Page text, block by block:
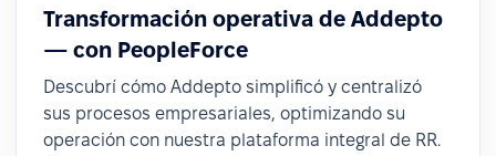
Transformación operativa de Addepto
— con PeopleForce
Descubrí cómo Addepto simplificó y centralizó
sus procesos empresariales, optimizando su
operación con nuestra plataforma integral de RR.